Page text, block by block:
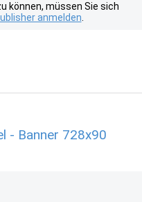
können, müssen Sie sich
anmelden
- Banner 728x90